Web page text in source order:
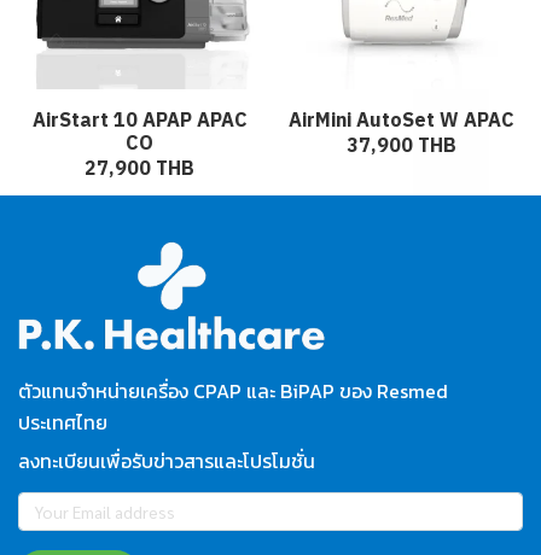
AirStart 10 APAP APAC
CO
27,900 THB
AirMini AutoSet W APAC
37,900 THB
ตัวแทนจำหน่ายเครื่อง CPAP และ BiPAP ของ Resmed
ประเทศไทย
ลงทะเบียนเพื่อรับข่าวสารและโปรโมชั่น